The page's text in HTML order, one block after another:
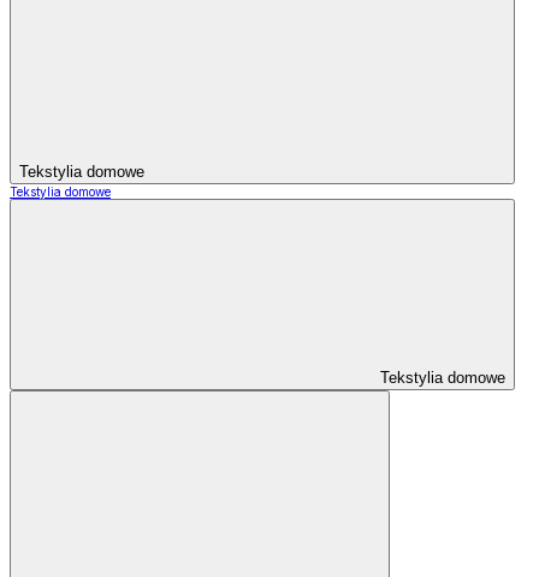
Tekstylia domowe
Tekstylia domowe
Tekstylia domowe